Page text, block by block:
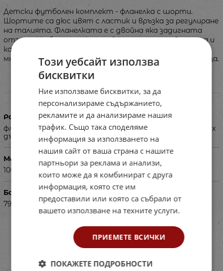
Детски футболен комплект - фланелка с шорти.
Шортите са дюс цвят с ластик и връзка за регулиране
на талията. Фланелката е с двойна яка задигната
отзад и V-образно деколте в контрастен цвят, има и
кантове на рамената и ръкавите. Комплектът е от
много мека и гладка материя, дишаща и бързо съхнеща.
Характеристики
Размери в см
фланелка: ширина 41 х дължина 54 / шорти: ширина 28 х
дължина 37
Материал
100% полиестер, плътност - 140гр./м2
Баркод (ISBN, UPC, др.)
7913ID1258-RD RED - NAVY-8
Този уебсайт използва
бисквитки
Ние използваме бисквитки, за да
персонализираме съдържанието,
рекламите и да анализираме нашия
трафик. Също така споделяме
информация за използването на
нашия сайт от ваша страна с нашите
партньори за реклама и анализи,
които може да я комбинират с друга
информация, която сте им
предоставили или която са събрали от
вашето използване на техните услуги.
ПРИЕМЕТЕ ВСИЧКИ
ПОКАЖЕТЕ ПОДРОБНОСТИ